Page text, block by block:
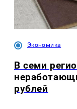
Экономика
В семи
рублей